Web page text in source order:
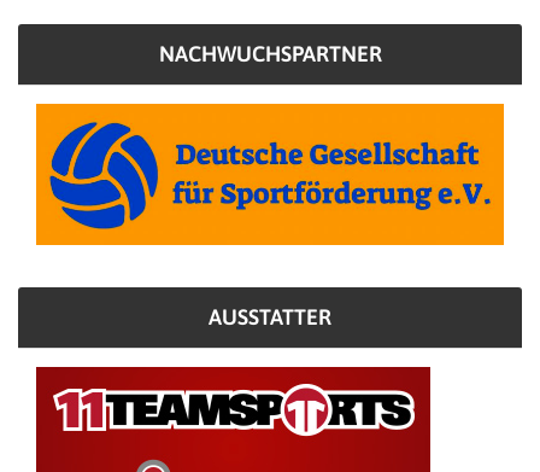
NACHWUCHSPARTNER
AUSSTATTER